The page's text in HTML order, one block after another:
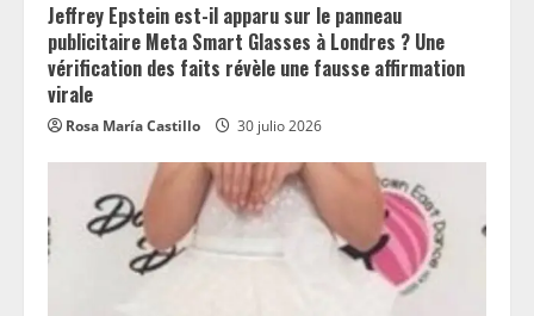
Jeffrey Epstein est-il apparu sur le panneau
publicitaire Meta Smart Glasses à Londres ? Une
vérification des faits révèle une fausse affirmation
virale
Rosa María Castillo 30 julio 2026